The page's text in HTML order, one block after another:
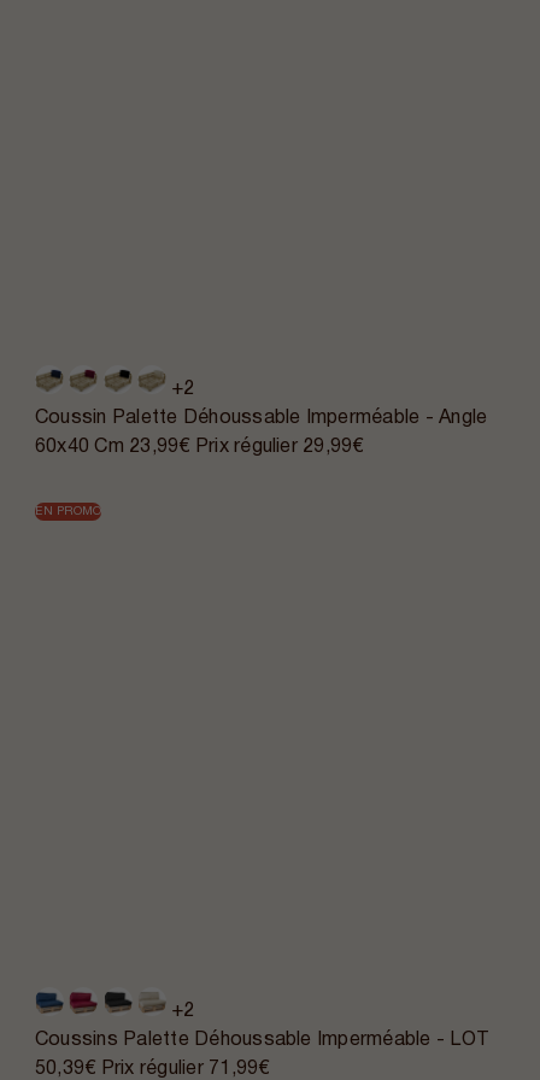
+2
Coussin Palette Déhoussable Imperméable - Angle
60x40 Cm 23,99€ Prix régulier 29,99€
EN PROMO
+2
Coussins Palette Déhoussable Imperméable - LOT
50,39€ Prix régulier 71,99€